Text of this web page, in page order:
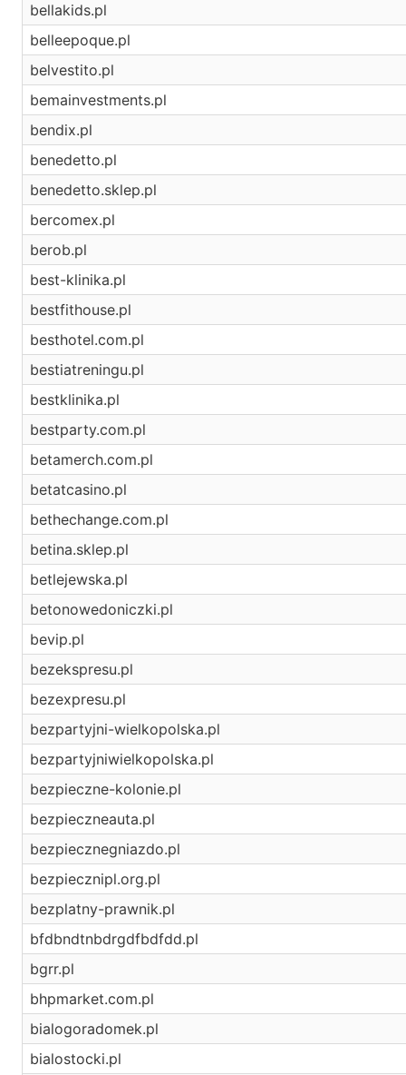
bellakids.pl
belleepoque.pl
belvestito.pl
bemainvestments.pl
bendix.pl
benedetto.pl
benedetto.sklep.pl
bercomex.pl
berob.pl
best-klinika.pl
bestfithouse.pl
besthotel.com.pl
bestiatreningu.pl
bestklinika.pl
bestparty.com.pl
betamerch.com.pl
betatcasino.pl
bethechange.com.pl
betina.sklep.pl
betlejewska.pl
betonowedoniczki.pl
bevip.pl
bezekspresu.pl
bezexpresu.pl
bezpartyjni-wielkopolska.pl
bezpartyjniwielkopolska.pl
bezpieczne-kolonie.pl
bezpieczneauta.pl
bezpiecznegniazdo.pl
bezpiecznipl.org.pl
bezplatny-prawnik.pl
bfdbndtnbdrgdfbdfdd.pl
bgrr.pl
bhpmarket.com.pl
bialogoradomek.pl
bialostocki.pl